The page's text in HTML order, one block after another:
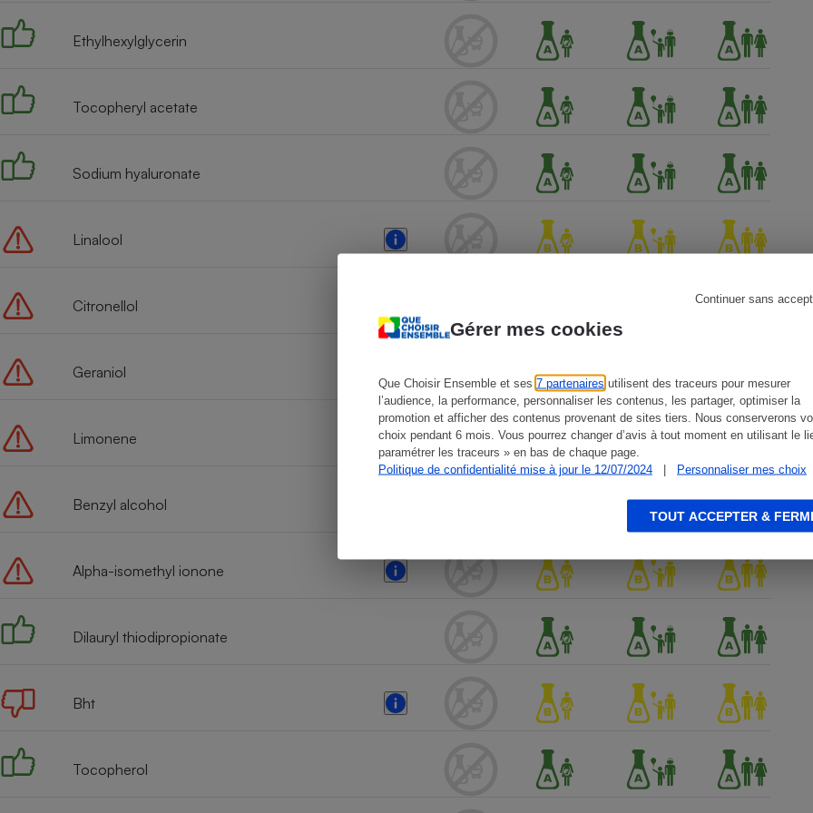
Gérer mes cookies
Que Choisir Ensemble et ses 7 partenaires utilisent des traceurs pour mesurer
l’audience, la performance, personnaliser les contenus, les partager, optimiser la
promotion et afficher des contenus provenant de sites tiers. Nous conserverons
choix pendant 6 mois. Vous pourrez changer d’avis à tout moment en utilisant le
paramétrer les traceurs » en bas de chaque page.
Politique de confidentialité mise à jour le 12/07/2024
| Personnaliser mes choix
Continuer sans
TOUT ACCEPTER &
Ethylhexylglycerin
Tocopheryl acetate
Sodium hyaluronate
Linalool
Citronellol
Geraniol
Limonene
Benzyl alcohol
Alpha-isomethyl ionone
Dilauryl thiodipropionate
Bht
Tocopherol
Réfrigérateur